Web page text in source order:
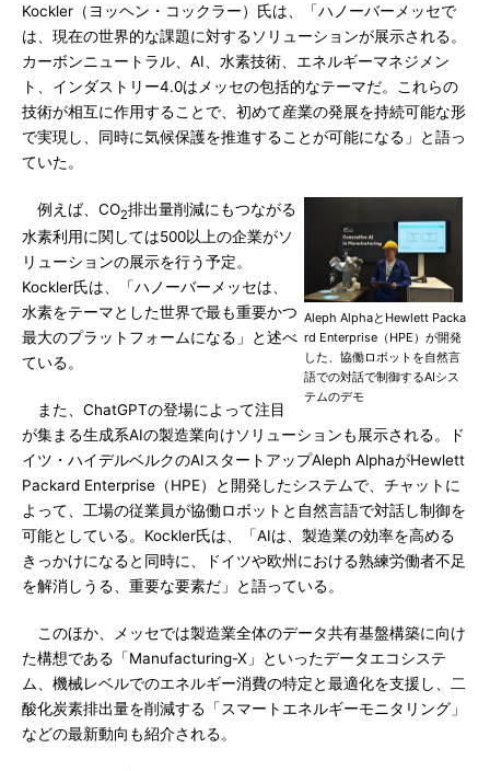
Kockler（ヨッヘン・コックラー）氏は、「ハノーバーメッセで
は、現在の世界的な課題に対するソリューションが展示される。
カーボンニュートラル、AI、水素技術、エネルギーマネジメン
ト、インダストリー4.0はメッセの包括的なテーマだ。これらの
技術が相互に作用することで、初めて産業の発展を持続可能な形
で実現し、同時に気候保護を推進することが可能になる」と語っ
ていた。
Aleph AlphaとHewlett Packa
rd Enterprise（HPE）が開発
した、協働ロボットを自然言
語での対話で制御するAIシス
テムのデモ
例えば、CO2排出量削減にもつながる
水素利用に関しては500以上の企業がソ
リューションの展示を行う予定。
Kockler氏は、「ハノーバーメッセは、
水素をテーマとした世界で最も重要かつ
最大のプラットフォームになる」と述べ
ている。
また、ChatGPTの登場によって注目
が集まる生成系AIの製造業向けソリューションも展示される。ド
イツ・ハイデルベルクのAIスタートアップAleph AlphaがHewlett
Packard Enterprise（HPE）と開発したシステムで、チャットに
よって、工場の従業員が協働ロボットと自然言語で対話し制御を
可能としている。Kockler氏は、「AIは、製造業の効率を高める
きっかけになると同時に、ドイツや欧州における熟練労働者不足
を解消しうる、重要な要素だ」と語っている。
このほか、メッセでは製造業全体のデータ共有基盤構築に向け
た構想である「Manufacturing-X」といったデータエコシステ
ム、機械レベルでのエネルギー消費の特定と最適化を支援し、二
酸化炭素排出量を削減する「スマートエネルギーモニタリング」
などの最新動向も紹介される。